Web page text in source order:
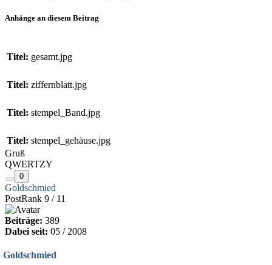
Anhänge an diesem Beitrag
Titel: gesamt.jpg
Titel: ziffernblatt.jpg
Titel: stempel_Band.jpg
Titel: stempel_gehäuse.jpg
Gruß
QWERTZY
0
Goldschmied
PostRank 9 / 11
Beiträge: 389
Dabei seit: 05 / 2008
Goldschmied